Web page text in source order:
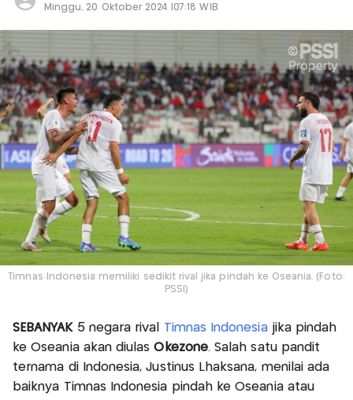
Minggu, 20 Oktober 2024 |07:18 WIB
Timnas Indonesia memiliki sedikit rival jika pindah ke Oseania. (Foto:
PSSI)
SEBANYAK 5 negara rival Timnas Indonesiajika pindah
ke Oseania akan diulasOkezone. Salah satu pandit
ternama di Indonesia, Justinus Lhaksana, menilai ada
baiknya Timnas Indonesia pindah ke Oseania atau